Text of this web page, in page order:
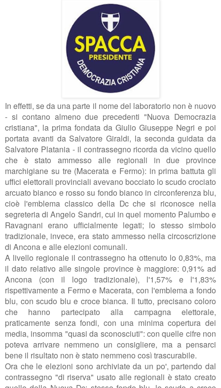
In effetti, se da una parte il nome del laboratorio non è nuovo
- si contano almeno due precedenti "Nuova Democrazia
cristiana", la prima fondata da Giulio Giuseppe Negri e poi
portata avanti da Salvatore Giraldi, la seconda guidata da
Salvatore Platania - il contrassegno ricorda da vicino quello
che è stato ammesso alle regionali in due province
marchigiane su tre (Macerata e Fermo): in prima battuta gli
uffici elettorali provinciali avevano bocciato lo scudo crociato
arcuato bianco e rosso su fondo bianco in circonferenza blu,
cioè l'emblema classico della Dc che si riconosce nella
segreteria di Angelo Sandri, cui in quel momento Palumbo e
Ravagnani erano ufficialmente legati; lo stesso simbolo
tradizionale, invece, era stato ammesso nella circoscrizione
di Ancona e alle elezioni comunali.
A livello regionale il contrassegno ha ottenuto lo 0,83%, ma
il dato relativo alle singole province è maggiore: 0,91% ad
Ancona (con il logo tradizionale), l'1,57% e l'1,83%
rispettivamente a Fermo e Macerata, con l'emblema a fondo
blu, con scudo blu e croce bianca. Il tutto, precisano coloro
che hanno partecipato alla campagna elettorale,
praticamente senza fondi, con una minima copertura dei
media, insomma "quasi da sconosciuti": con quelle cifre non
poteva arrivare nemmeno un consigliere, ma a pensarci
bene il risultato non è stato nemmeno così trascurabile.
Ora che le elezioni sono archiviate da un po', partendo dal
contrassegno "di riserva" usato alle regionali è stato creato